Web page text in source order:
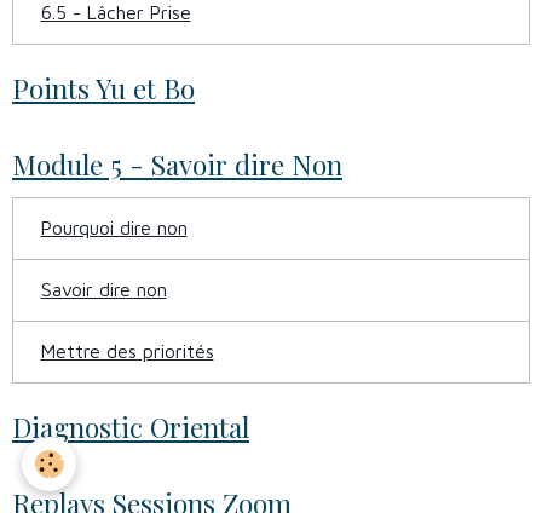
6.5 - Lâcher Prise
Points Yu et Bo
Module 5 - Savoir dire Non
Pourquoi dire non
Savoir dire non
Mettre des priorités
Diagnostic Oriental
Replays Sessions Zoom